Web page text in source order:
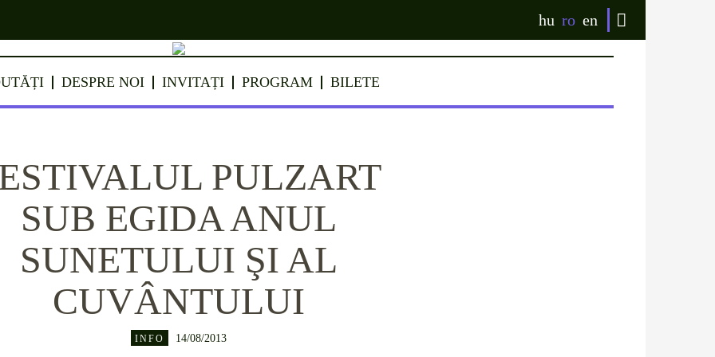
hu ro en
DESPRE NOI INVITAȚI PROGRAM BILETE
PULZART
SUB EGIDA ANUL
SUNETULUI ŞI AL
CUVÂNTULUI
INFO 14/08/2013